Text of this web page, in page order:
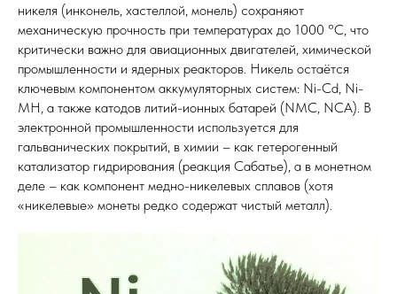
никеля (инконель, хастеллой, монель) сохраняют
механическую прочность при температурах до 1000 °C, что
критически важно для авиационных двигателей, химической
промышленности и ядерных реакторов. Никель остаётся
ключевым компонентом аккумуляторных систем: Ni-Cd, Ni-
MH, а также катодов литий-ионных батарей (NMC, NCA). В
электронной промышленности используется для
гальванических покрытий, в химии – как гетерогенный
катализатор гидрирования (реакция Сабатье), а в монетном
деле – как компонент медно-никелевых сплавов (хотя
«никелевые» монеты редко содержат чистый металл).